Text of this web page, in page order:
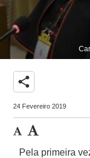
share
24 Fevereiro 2019
Pela primeira